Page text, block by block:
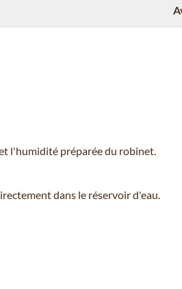
l'humidité préparée du robinet.
dans le réservoir d'eau.